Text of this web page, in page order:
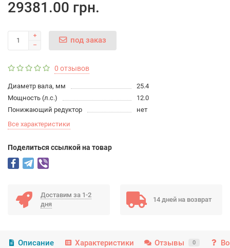
29381.00 грн.
под заказ
0 отзывов
Диаметр вала, мм
25.4
Мощность (л.с.)
12.0
Понижающий редуктор
нет
Все характеристики
Поделиться ссылкой на товар
Доставим за 1-2
дня
14 дней на возврат
Описание Характеристики Отзывы 0